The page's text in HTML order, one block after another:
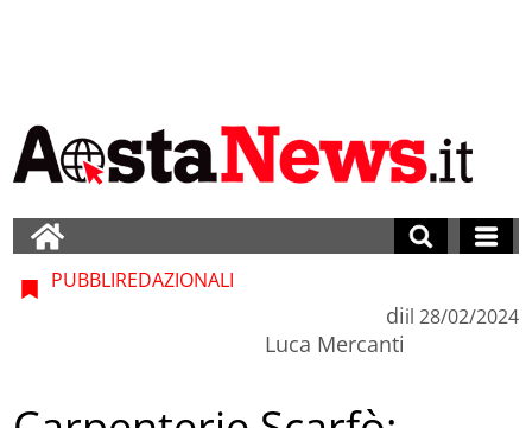
PUBBLIREDAZIONALI
di
Luca Mercanti
il 28/02/2024